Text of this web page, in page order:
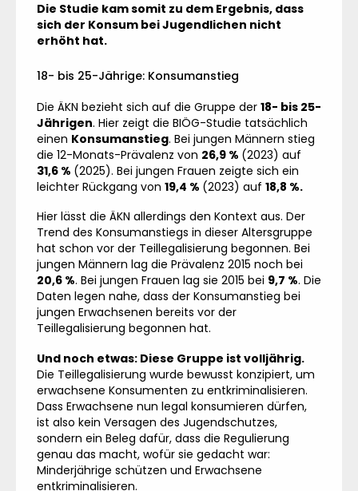
Die Studie kam somit zu dem Ergebnis, dass
sich der Konsum bei Jugendlichen nicht
erhöht hat.
18- bis 25-Jährige: Konsumanstieg
Die ÄKN bezieht sich auf die Gruppe der 18- bis 25-
Jährigen. Hier zeigt die BIÖG-Studie tatsächlich
einen Konsumanstieg. Bei jungen Männern stieg
die 12-Monats-Prävalenz von 26,9 % (2023) auf
31,6 % (2025). Bei jungen Frauen zeigte sich ein
leichter Rückgang von 19,4 % (2023) auf 18,8 %.
Hier lässt die ÄKN allerdings den Kontext aus. Der
Trend des Konsumanstiegs in dieser Altersgruppe
hat schon vor der Teillegalisierung begonnen. Bei
jungen Männern lag die Prävalenz 2015 noch bei
20,6 %. Bei jungen Frauen lag sie 2015 bei 9,7 %. Die
Daten legen nahe, dass der Konsumanstieg bei
jungen Erwachsenen bereits vor der
Teillegalisierung begonnen hat.
Und noch etwas: Diese Gruppe ist volljährig.
Die Teillegalisierung wurde bewusst konzipiert, um
erwachsene Konsumenten zu entkriminalisieren.
Dass Erwachsene nun legal konsumieren dürfen,
ist also kein Versagen des Jugendschutzes,
sondern ein Beleg dafür, dass die Regulierung
genau das macht, wofür sie gedacht war:
Minderjährige schützen und Erwachsene
entkriminalisieren.